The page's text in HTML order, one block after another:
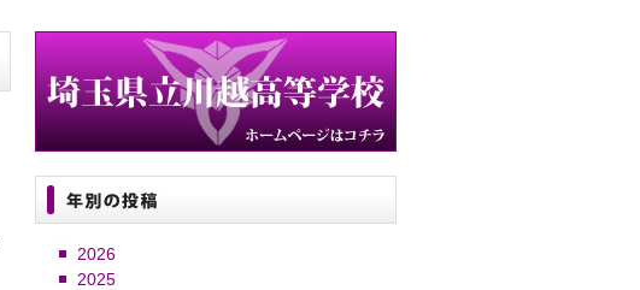
2026
2025